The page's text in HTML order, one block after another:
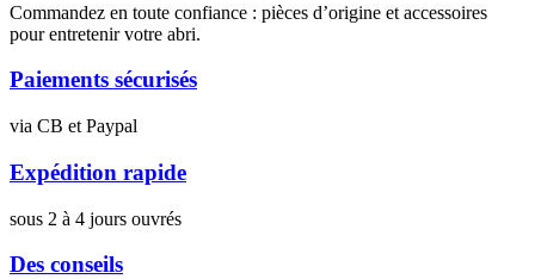
Commandez en toute confiance : pièces d’origine et accessoires
pour entretenir votre abri.
Paiements sécurisés
via CB et Paypal
Expédition rapide
sous 2 à 4 jours ouvrés
Des conseils